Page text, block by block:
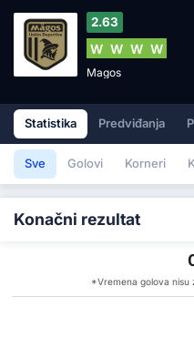
2.63
W W W W
Magos
Statistika Predviđanja
Sve Golovi Korneri
Konačni rezultat
*Vremena golova nisu